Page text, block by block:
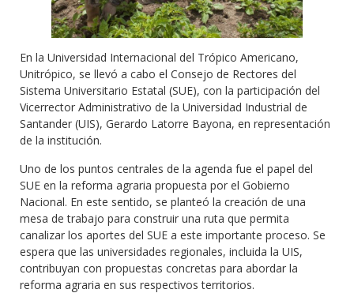
En la Universidad Internacional del Trópico Americano,
Unitrópico, se llevó a cabo el Consejo de Rectores del
Sistema Universitario Estatal (SUE), con la participación del
Vicerrector Administrativo de la Universidad Industrial de
Santander (UIS), Gerardo Latorre Bayona, en representación
de la institución.
Uno de los puntos centrales de la agenda fue el papel del
SUE en la reforma agraria propuesta por el Gobierno
Nacional. En este sentido, se planteó la creación de una
mesa de trabajo para construir una ruta que permita
canalizar los aportes del SUE a este importante proceso. Se
espera que las universidades regionales, incluida la UIS,
contribuyan con propuestas concretas para abordar la
reforma agraria en sus respectivos territorios.